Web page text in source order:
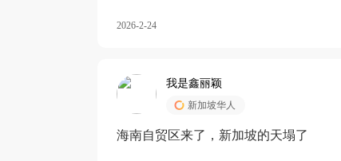
2026-2-24
我是鑫丽颖
新加坡华人
海南自贸区来了，新加坡的天塌了